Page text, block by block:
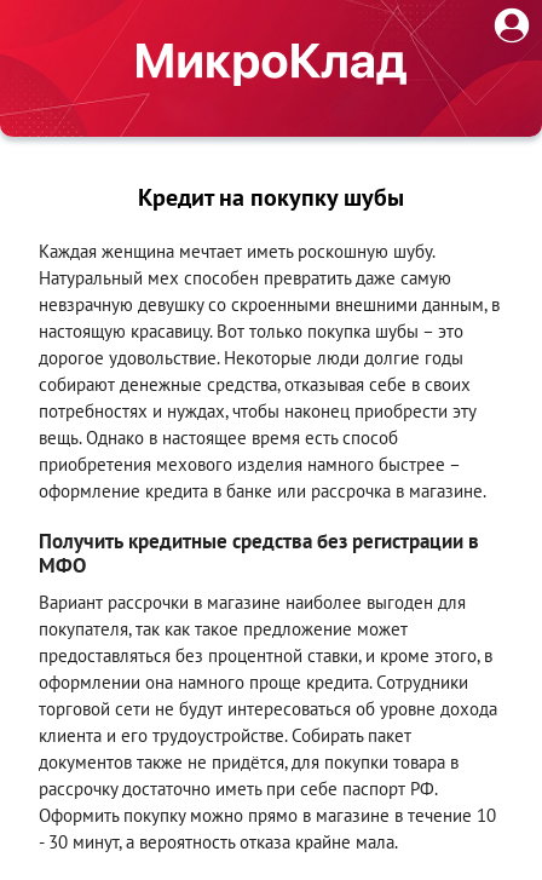
Кредит на покупку шубы
Каждая женщина мечтает иметь роскошную шубу.
Натуральный мех способен превратить даже самую
невзрачную девушку со скроенными внешними данным, в
настоящую красавицу. Вот только покупка шубы – это
дорогое удовольствие. Некоторые люди долгие годы
собирают денежные средства, отказывая себе в своих
потребностях и нуждах, чтобы наконец приобрести эту
вещь. Однако в настоящее время есть способ
приобретения мехового изделия намного быстрее –
оформление кредита в банке или рассрочка в магазине.
Получить кредитные средства без регистрации в
МФО
Вариант рассрочки в магазине наиболее выгоден для
покупателя, так как такое предложение может
предоставляться без процентной ставки, и кроме этого, в
оформлении она намного проще кредита. Сотрудники
торговой сети не будут интересоваться об уровне дохода
клиента и его трудоустройстве. Собирать пакет
документов также не придётся, для покупки товара в
рассрочку достаточно иметь при себе паспорт РФ.
Оформить покупку можно прямо в магазине в течение 10
- 30 минут, а вероятность отказа крайне мала.